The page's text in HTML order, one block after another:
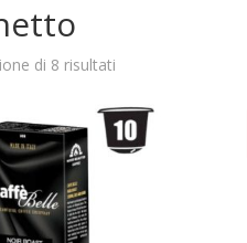
di 8 risultati